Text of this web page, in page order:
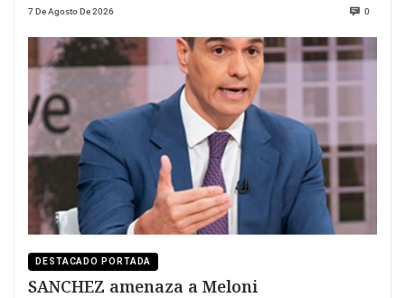
7 De Agosto De 2026 0
DESTACADO PORTADA
SANCHEZ amenaza a Meloni